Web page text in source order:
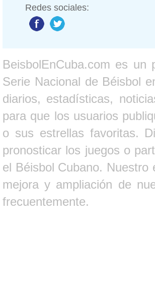
Redes sociales:
BeisbolEnCuba.com es un
Serie Nacional de Béisbol
diarios, estadísticas,
para que los usuarios
o sus estrellas favoritas.
pronosticar los juegos o
el Béisbol Cubano. Nuestro
mejora y ampliación de
frecuentemente.